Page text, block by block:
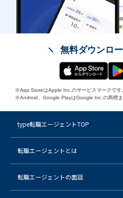
無料ダウンロ
※App StoreはApple Inc.のサービスマークです
※Android、Google PlayはGoogle Inc.の商標ま
type転職エージェントTOP
転職エージェントとは
転職エージェントの面談